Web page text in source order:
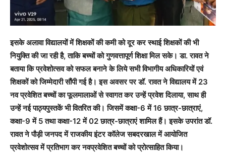
इसके अलावा विद्यालयों में शिक्षकों की कमी को दूर कर स्थाई शिक्षकों की भी
नियुक्ति की जा रही है, ताकि बच्चों को गुणवत्तापूर्ण शिक्षा मिल सके। डा. रावत ने
बताया कि प्रवेशोत्सव को सफल बनाने के लिये सभी विभागीय अधिकारियों एवं
शिक्षकों को जिम्मेदारी सौंपी गई है। इस अवसर पर डॉ. रावत ने विद्यालय में 23
नव प्रवेशित बच्चों का फूलमालाओं से स्वागत कर उन्हें प्रवेश दिलाया, साथ ही
उन्हें नई पाठ्यपुस्तकें भी वितरित की। जिसमें कक्षा-6 में 16 छात्र-छात्राएं,
कक्षा-9 में 5 तथा कक्षा-12 में 02 छात्र-छात्राएं शामिल हैं। इसके उपरांत डॉ.
रावत ने पौड़ी जनपद में राजकीय इंटर कॉलेज सबदरखाल में आयोजित
प्रवेशोत्सव में प्रतिभाग कर नवप्रवेशित बच्चों को प्रोत्साहित किया।